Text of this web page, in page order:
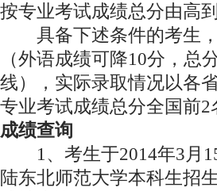
按专业考试成绩总分由高
具备下述条件的考生，
（外语成绩可降10分，总
线），实际录取情况以各
专业考试成绩总分全国前2
成绩查询
1、考生于2014年3月
陆东北师范大学本科生招